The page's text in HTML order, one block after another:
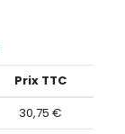
Prix TTC
30,75 €